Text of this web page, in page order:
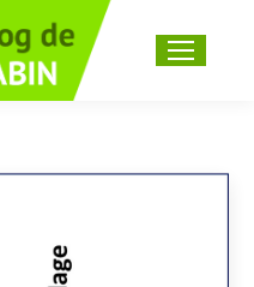
Recherche